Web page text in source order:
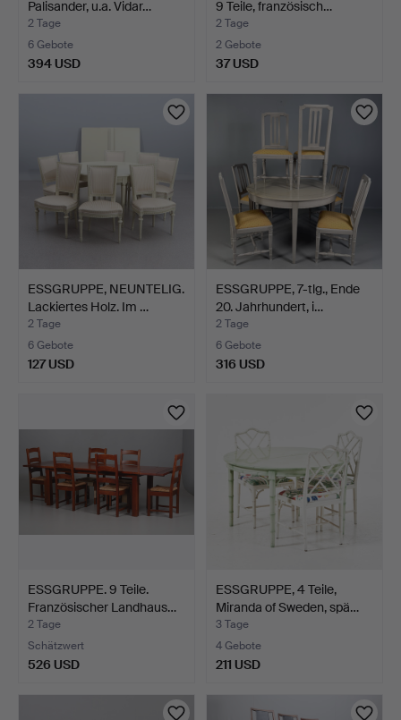
Palisander, u.a. Vidar…
2 Tage
6 Gebote
394 USD
9 Teile, französisch…
2 Tage
2 Gebote
37 USD
ESSGRUPPE, NEUNTELIG.
Lackiertes Holz. Im …
2 Tage
6 Gebote
127 USD
ESSGRUPPE, 7-tlg., Ende
20. Jahrhundert, i…
2 Tage
6 Gebote
316 USD
ESSGRUPPE. 9 Teile.
Französischer Landhaus…
2 Tage
Schätzwert
526 USD
ESSGRUPPE, 4 Teile,
Miranda of Sweden, spä…
3 Tage
4 Gebote
211 USD